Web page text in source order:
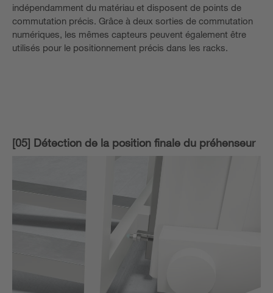
indépendamment du matériau et disposent de points de
commutation précis. Grâce à deux sorties de commutation
numériques, les mêmes capteurs peuvent également être
utilisés pour le positionnement précis dans les racks.
[05] Détection de la position finale du préhenseur